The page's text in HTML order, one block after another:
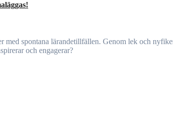
och engagerar?